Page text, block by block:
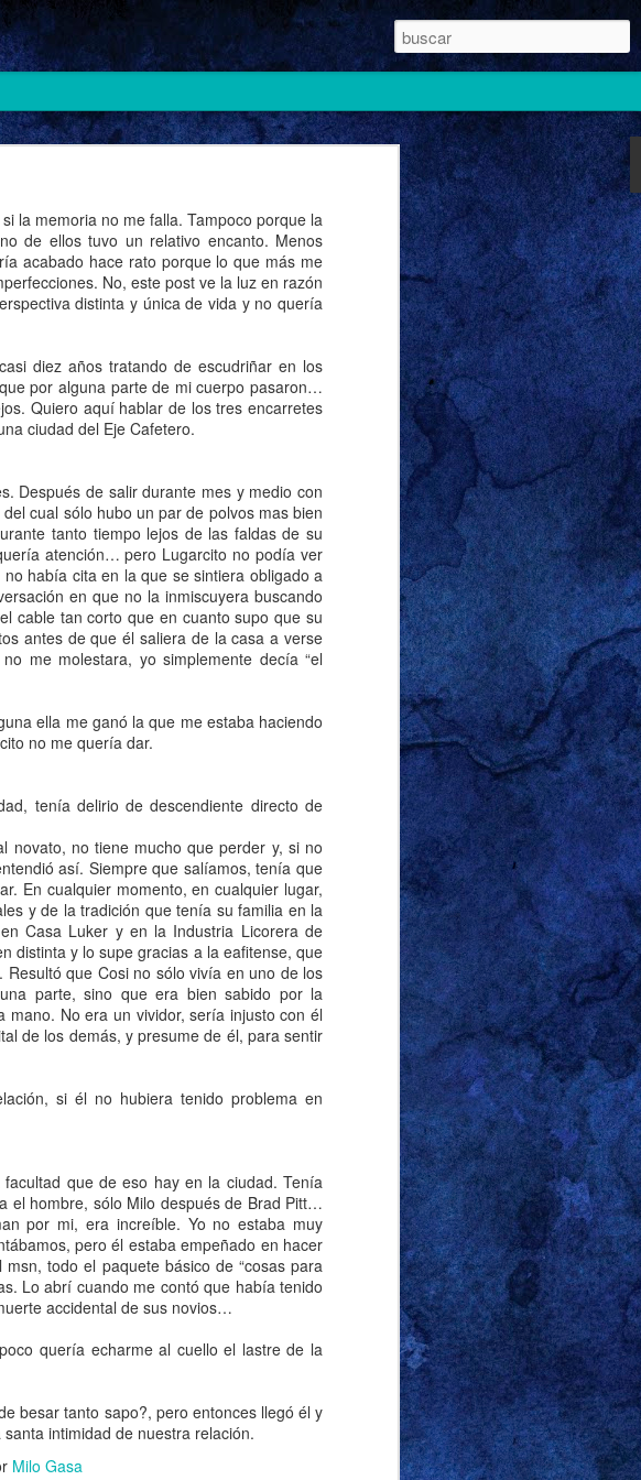
la memoria no me falla. Tampoco porque la
de ellos tuvo un relativo encanto. Menos
acabado hace rato porque lo que más me
No, este post ve la luz en razón
distinta y única de vida y no quería
diez años tratando de escudriñar en los
por alguna parte de mi cuerpo pasaron…
Quiero aquí hablar de los tres encarretes
ciudad del Eje Cafetero.
Después de salir durante mes y medio con
cual sólo hubo un par de polvos mas bien
tanto tiempo lejos de las faldas de su
atención… pero Lugarcito no podía ver
había cita en la que se sintiera obligado a
en que no la inmiscuyera buscando
cable tan corto que en cuanto supo que su
antes de que él saliera de la casa a verse
me molestara, yo simplemente decía “el
ella me ganó la que me estaba haciendo
no me quería dar.
tenía delirio de descendiente directo de
novato, no tiene mucho que perder y, si no
así. Siempre que salíamos, tenía que
En cualquier momento, en cualquier lugar,
y de la tradición que tenía su familia en la
Casa Luker y en la Industria Licorera de
distinta y lo supe gracias a la eafitense, que
que Cosi no sólo vivía en uno de los
parte, sino que era bien sabido por la
No era un vividor, sería injusto con él
de los demás, y presume de él, para sentir
si él no hubiera tenido problema en
que de eso hay en la ciudad. Tenía
el hombre, sólo Milo después de Brad Pitt…
por mi, era increíble. Yo no estaba muy
pero él estaba empeñado en hacer
todo el paquete básico de “cosas para
Lo abrí cuando me contó que había tenido
accidental de sus novios…
quería echarme al cuello el lastre de la
besar tanto sapo?, pero entonces llegó él y
intimidad de nuestra relación.
Milo Gasa
quería opinar ‘sutilmente’ sobre
ha asumido correctamente que lo
con alguna diferencia notable
edadista, clasista y racista, pero quien
piedra. No vivió lo suficiente para
termina aquí.
caso que convoca esta entrada, era
jueves o viernes de 2024. El
tenían las plantas de la entrada de
trueno, salí a organizarlas de manera
vi a la vecina del frente. Soy tan buen
preguntarle su nombre. Llamémosla
pero salió de la casa con un cirio de
par de minutos y lo dejó alumbrando la
con su cirio bajo la tormenta, parecía
rubia y suburbana.
mesa del comedor en los días
reído lo suficiente con el cirio
compañero a quien, por las mismas
Las piernas de rugbier y el culo, como
sus demás falencias. El detalle que
cm arriba de la rodilla: los famosos
pantalones así de cortos, despiertan
entró en crisis.
de viernes mientras apurábamos
del carro mientras se alejaba de la
Grace salió a hablar mal de él a un
no incluía violencia de ningún tipo,
domésticos. Parecía más una
mirar para el otro lado. No recuerdo